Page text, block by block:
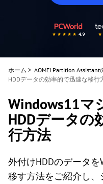
ホーム > AOMEI Partition Assistant
HDDデータの効率的で迅速な移行
Windows11マ
HDDデータの
行方法
外付けHDDのデータ
移す方法をご紹介し